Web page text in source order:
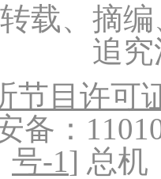
载、摘
追
节目许可
备：
号-1] 总机